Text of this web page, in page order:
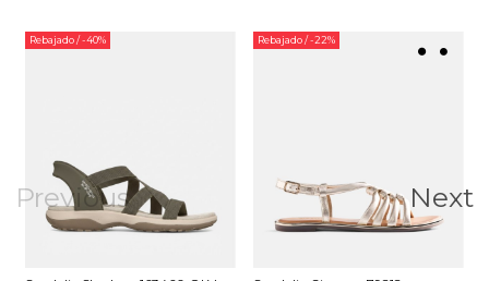
Previous
Rebajado/ -40% Rebajado/ -22%
Next